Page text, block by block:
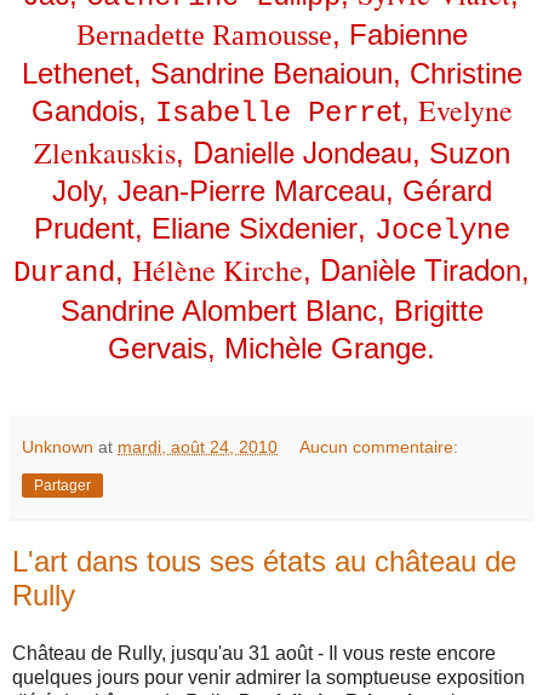
Bernadette Ramousse, Fabienne
Lethenet, Sandrine Benaioun, Christine
Gandois, Isabelle Perret, Evelyne
Zlenkauskis, Danielle Jondeau, Suzon
Joly, Jean-Pierre Marceau, Gérard
Prudent, Eliane Sixdenier, Jocelyne
Durand, Hélène Kirche, Danièle Tiradon,
Sandrine Alombert Blanc, Brigitte
Gervais, Michèle Grange.
Unknown at mardi, août 24, 2010 Aucun commentaire:
Partager
L'art dans tous ses états au château de
Rully
Château de Rully, jusqu'au 31 août - Il vous reste encore
quelques jours pour venir admirer la somptueuse exposition